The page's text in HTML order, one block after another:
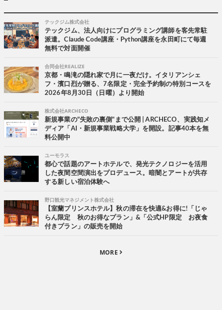
テックジム株式会社
テックジム、法人向けにプログラミング講師を客先常駐
派遣。Claude Code講座・Python講座を永田町にて毎週
無料で対面開催
合同会社REALIZE
京都・鳴滝の隠れ家で月に一夜だけ。イタリアンシェ
フ・濱口烈が贈る、7名限定・完全予約制の特別コースを
2026年8月30日（日曜）より開始
株式会社ARCHECO
新規事業の"失敗の裏側"まで公開 | ARCHECO、実践知メ
ディア「AI・新規事業戦略大学」を開設。記事40本を無
料公開中
ユーモラス
都心で話題のアートホテルで、発光テクノロジーを活用
した夜間空間演出をプロデュース。暗闇とアートが共存
する新しい宿泊体験へ
野口観光マネジメント株式会社
【室蘭プリンスホテル】秋の滞在を快適&お得に!「じゃ
らん限定 秋のお得なプラン」&「公式HP限定 お夜食
付きプラン」の販売を開始
MORE